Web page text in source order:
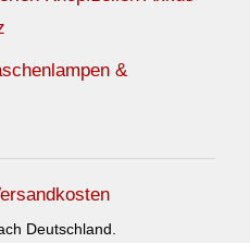
&
Deutschland.